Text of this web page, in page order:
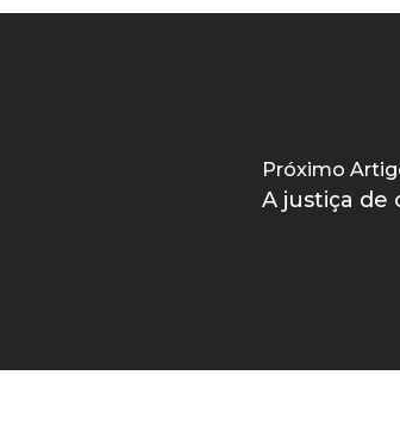
Próximo
A justiça de